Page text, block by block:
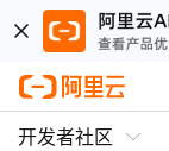
开发者社区